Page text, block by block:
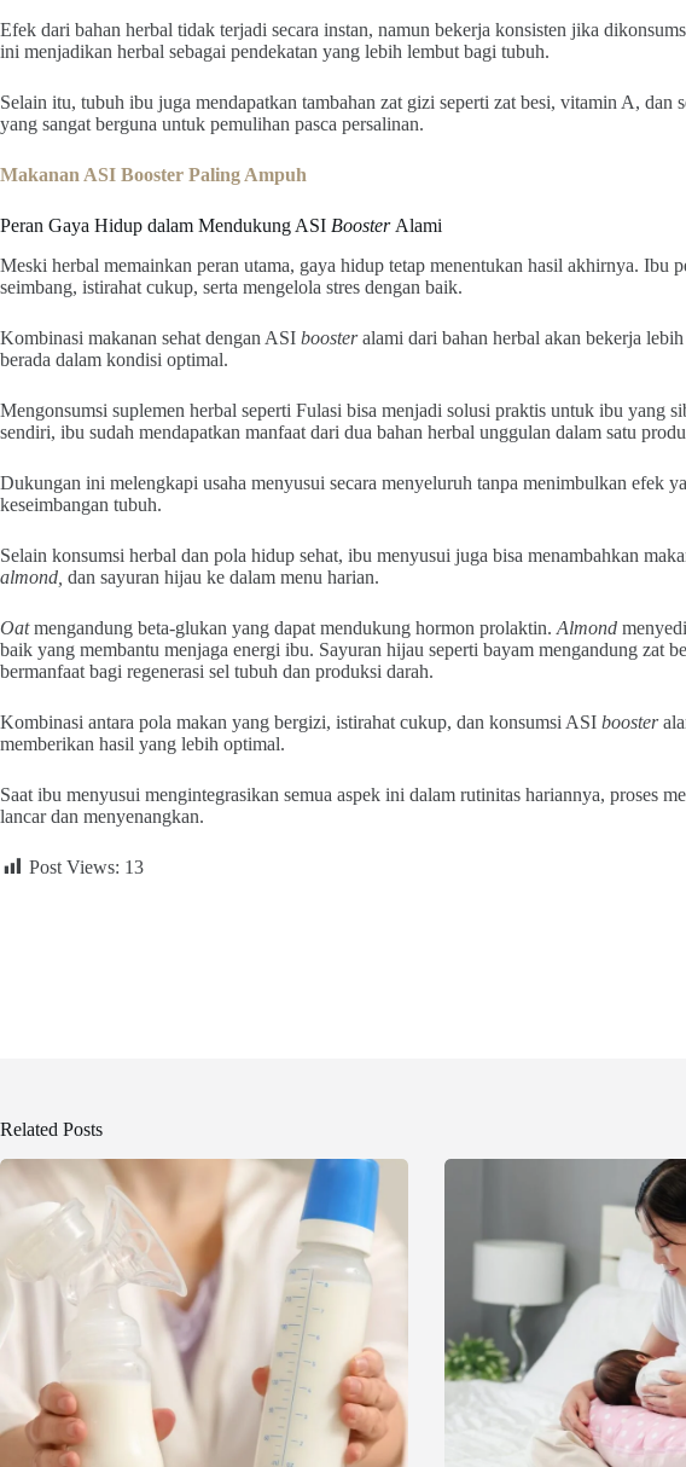
Efek dari bahan herbal tidak terjadi secara instan, namun bekerja konsisten jika
ini menjadikan herbal sebagai pendekatan yang lebih lembut bagi tubuh.
Selain itu, tubuh ibu juga mendapatkan tambahan zat gizi seperti zat besi, vitamin A, dan
yang sangat berguna untuk pemulihan pasca persalinan.
Makanan ASI Booster Paling Ampuh
Peran Gaya Hidup dalam Mendukung ASI Booster Alami
Meski herbal memainkan peran utama, gaya hidup tetap menentukan hasil akhirnya. Ibu
seimbang, istirahat cukup, serta mengelola stres dengan baik.
Kombinasi makanan sehat dengan ASI boosteralami dari bahan herbal akan bekerja
berada dalam kondisi optimal.
Mengonsumsi suplemen herbal seperti Fulasi bisa menjadi solusi praktis untuk ibu yang
sendiri, ibu sudah mendapatkan manfaat dari dua bahan herbal unggulan dalam satu
Dukungan ini melengkapi usaha menyusui secara menyeluruh tanpa menimbulkan efek
keseimbangan tubuh.
Selain konsumsi herbal dan pola hidup sehat, ibu menyusui juga bisa menambahkan
almond, dan sayuran hijau ke dalam menu harian.
Oatmengandung beta-glukan yang dapat mendukung hormon prolaktin. Almond
baik yang membantu menjaga energi ibu. Sayuran hijau seperti bayam mengandung zat
bermanfaat bagi regenerasi sel tubuh dan produksi darah.
Kombinasi antara pola makan yang bergizi, istirahat cukup, dan konsumsi ASI booster
memberikan hasil yang lebih optimal.
Saat ibu menyusui mengintegrasikan semua aspek ini dalam rutinitas hariannya, proses
lancar dan menyenangkan.
Post Views: 13
Related Posts